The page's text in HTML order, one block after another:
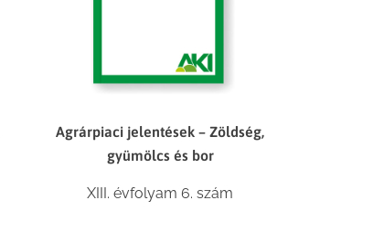
Agrárpiaci jelentések – Zöldség,
gyümölcs és bor
XIII. évfolyam 6. szám